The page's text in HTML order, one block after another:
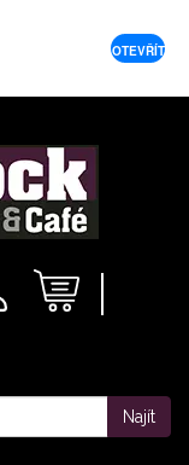
Najít
OTEVŘÍT